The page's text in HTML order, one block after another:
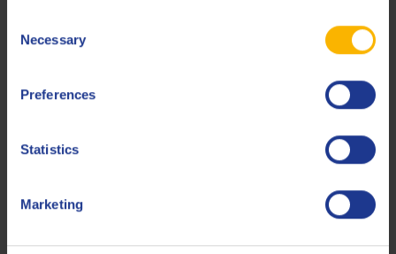
Selection
Necessary
Preferences
Statistics
Marketing
MAN M 3271-2 (Natural gas)
Rolls-Royce Bergen
Tedom 61-0-0281